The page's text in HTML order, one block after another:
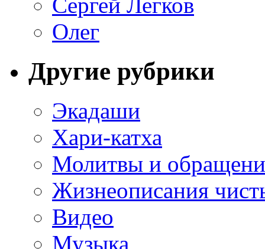
Сергей Легков
Олег
Другие рубрики
Экадаши
Хари-катха
Молитвы и
Жизнеописания
Видео
Музыка